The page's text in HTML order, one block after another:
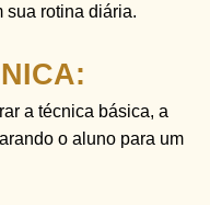
sua rotina diária.
a técnica básica, a
o aluno para um